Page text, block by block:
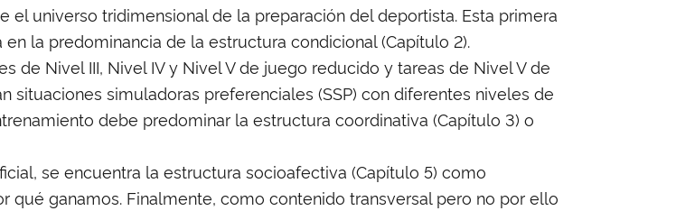
universo tridimensional de la preparación del deportista. Esta primera
la predominancia de la estructura condicional (Capítulo 2).
de Nivel III, Nivel IV y Nivel V de juego reducido y tareas de Nivel V de
situaciones simuladoras preferenciales (SSP) con diferentes niveles de
debe predominar la estructura coordinativa (Capítulo 3) o
se encuentra la estructura socioafectiva (Capítulo 5) como
ganamos. Finalmente, como contenido transversal pero no por ello